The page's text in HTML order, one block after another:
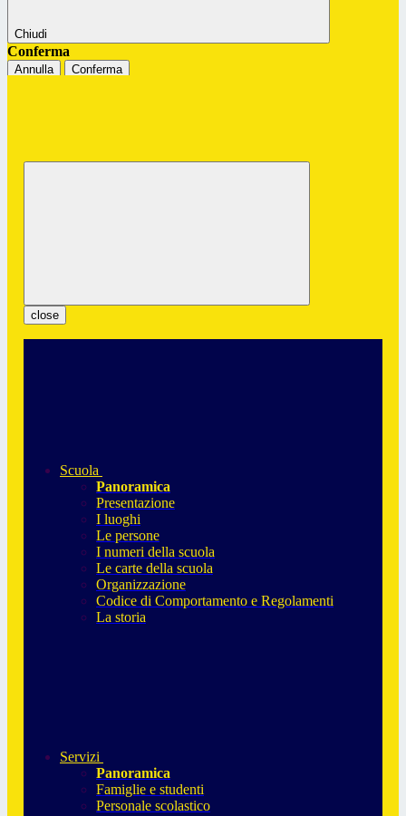
Chiudi
Conferma
Annulla Conferma
close
Scuola
Panoramica
Presentazione
I luoghi
Le persone
I numeri della scuola
Le carte della scuola
Organizzazione
Codice di Comportamento e Regolamenti
La storia
Servizi
Panoramica
Famiglie e studenti
Personale scolastico